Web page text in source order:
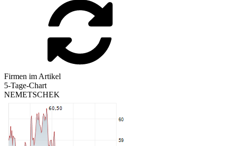
Firmen im Artikel
5-Tage-Chart
NEMETSCHEK